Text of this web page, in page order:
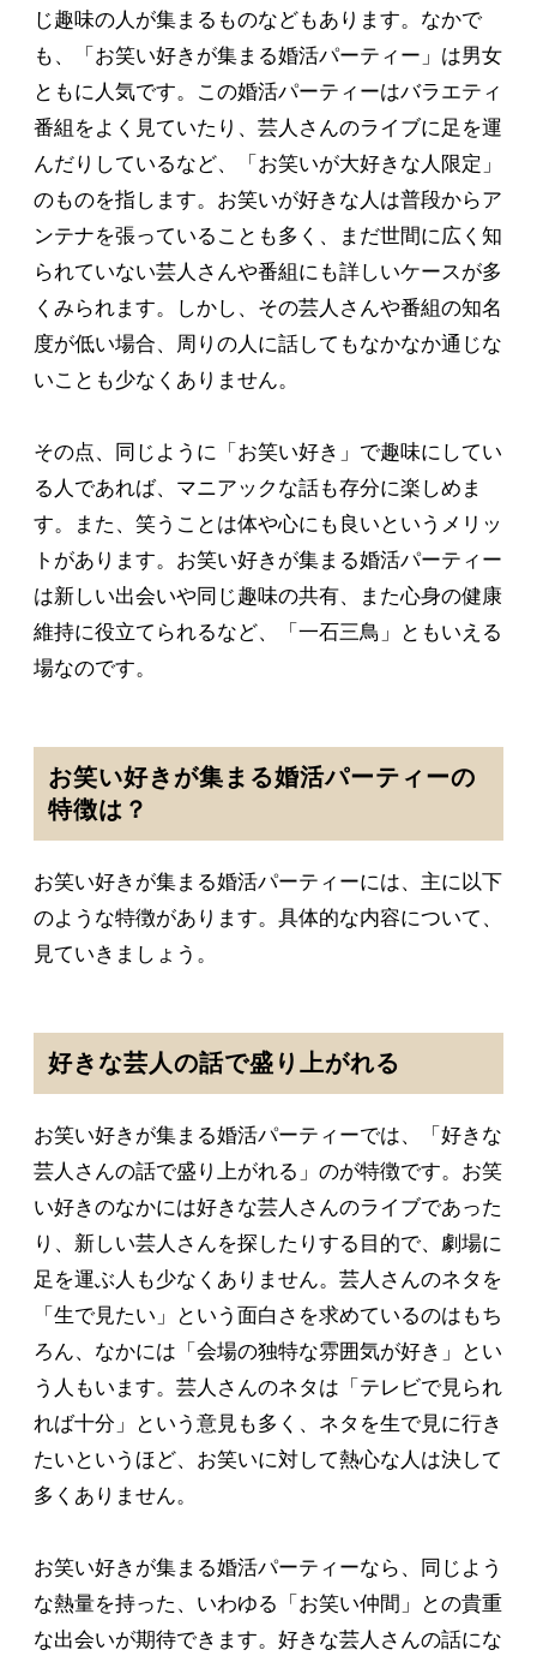
じ趣味の人が集まるものなどもあります。なかで
も、「お笑い好きが集まる婚活パーティー」は男女
ともに人気です。この婚活パーティーはバラエティ
番組をよく見ていたり、芸人さんのライブに足を運
んだりしているなど、「お笑いが大好きな人限定」
のものを指します。お笑いが好きな人は普段からア
ンテナを張っていることも多く、まだ世間に広く知
られていない芸人さんや番組にも詳しいケースが多
くみられます。しかし、その芸人さんや番組の知名
度が低い場合、周りの人に話してもなかなか通じな
いことも少なくありません。
その点、同じように「お笑い好き」で趣味にしてい
る人であれば、マニアックな話も存分に楽しめま
す。また、笑うことは体や心にも良いというメリッ
トがあります。お笑い好きが集まる婚活パーティー
は新しい出会いや同じ趣味の共有、また心身の健康
維持に役立てられるなど、「一石三鳥」ともいえる
場なのです。
お笑い好きが集まる婚活パーティーの
特徴は？
お笑い好きが集まる婚活パーティーには、主に以下
のような特徴があります。具体的な内容について、
見ていきましょう。
好きな芸人の話で盛り上がれる
お笑い好きが集まる婚活パーティーでは、「好きな
芸人さんの話で盛り上がれる」のが特徴です。お笑
い好きのなかには好きな芸人さんのライブであった
り、新しい芸人さんを探したりする目的で、劇場に
足を運ぶ人も少なくありません。芸人さんのネタを
「生で見たい」という面白さを求めているのはもち
ろん、なかには「会場の独特な雰囲気が好き」とい
う人もいます。芸人さんのネタは「テレビで見られ
れば十分」という意見も多く、ネタを生で見に行き
たいというほど、お笑いに対して熱心な人は決して
多くありません。
お笑い好きが集まる婚活パーティーなら、同じよう
な熱量を持った、いわゆる「お笑い仲間」との貴重
な出会いが期待できます。好きな芸人さんの話にな